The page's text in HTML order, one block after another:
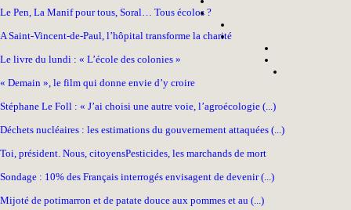
Le Pen, La Manif pour tous, Soral… Tous écolos ?
A Saint-Vincent-de-Paul, l’hôpital transforme la charité
Le livre du lundi : « L’école des colonies »
« Demain », le film qui donne envie d’y croire
Stéphane Le Foll : « J’ai choisi une autre voie, l’agroécologie (...)
Déchets nucléaires : les estimations du gouvernement attaquées (...)
Toi, président. Nous, citoyensPesticides, les marchands de mort
Sondage : 10% des Français interrogés envisagent de devenir (...)
Mijoté de potimarron et de patate douce aux pommes et au (...)